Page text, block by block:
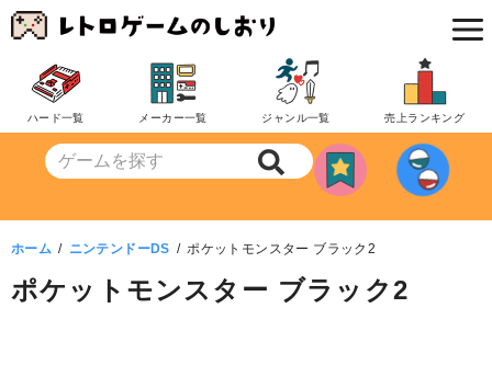
コ
ン
ツ
動
ハード一覧 メーカー一覧 ジャンル一覧 売上ランキング
ホーム ニンテンドーDS ポケットモンスター ブラック2
ポケットモンスター ブラック2